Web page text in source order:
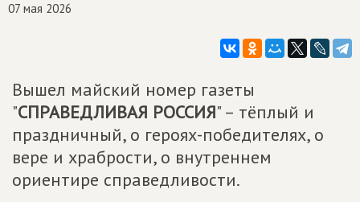
07 мая 2026
Вышел майский номер газеты
"СПРАВЕДЛИВАЯ РОССИЯ" – тёплый и
праздничный, о героях-победителях, о
вере и храбрости, о внутреннем
ориентире справедливости.